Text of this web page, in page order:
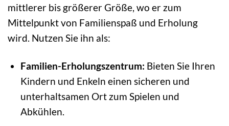
mittlerer bis größerer Größe, wo er zum
Mittelpunkt von Familienspaß und Erholung
wird. Nutzen Sie ihn als:
Familien-Erholungszentrum: Bieten Sie Ihren
Kindern und Enkeln einen sicheren und
unterhaltsamen Ort zum Spielen und
Abkühlen.